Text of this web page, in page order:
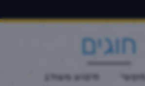
חוגים
חיפוש משולב